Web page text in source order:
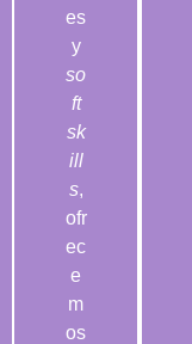
es
y
so
ft
sk
ill
s,
ofr
ec
e
m
os